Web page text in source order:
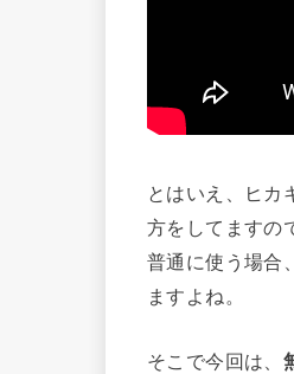
とはいえ、ヒカ
方をしてますの
普通に使う場合
ますよね。
そこで今回は、